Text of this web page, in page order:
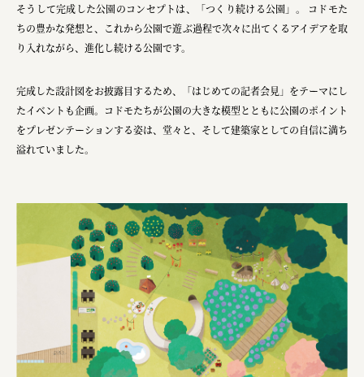
そうして完成した公園のコンセプトは、「つくり続ける公園」。 コドモた
ちの豊かな発想と、これから公園で遊ぶ過程で次々に出てくるアイデアを取
り入れながら、進化し続ける公園です。
完成した設計図をお披露目するため、「はじめての記者会見」をテーマにし
たイベントも企画。コドモたちが公園の大きな模型とともに公園のポイント
をプレゼンテーションする姿は、堂々と、そして建築家としての自信に満ち
溢れていました。